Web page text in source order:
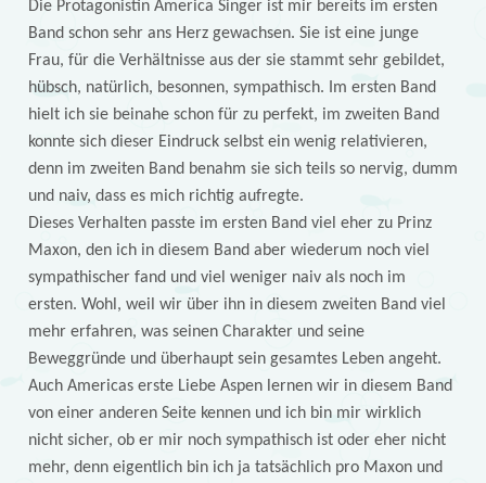
Die Protagonistin America Singer ist mir bereits im ersten
Band schon sehr ans Herz gewachsen. Sie ist eine junge
Frau, für die Verhältnisse aus der sie stammt sehr gebildet,
hübsch, natürlich, besonnen, sympathisch. Im ersten Band
hielt ich sie beinahe schon für zu perfekt, im zweiten Band
konnte sich dieser Eindruck selbst ein wenig relativieren,
denn im zweiten Band benahm sie sich teils so nervig, dumm
und naiv, dass es mich richtig aufregte.
Dieses Verhalten passte im ersten Band viel eher zu Prinz
Maxon, den ich in diesem Band aber wiederum noch viel
sympathischer fand und viel weniger naiv als noch im
ersten. Wohl, weil wir über ihn in diesem zweiten Band viel
mehr erfahren, was seinen Charakter und seine
Beweggründe und überhaupt sein gesamtes Leben angeht.
Auch Americas erste Liebe Aspen lernen wir in diesem Band
von einer anderen Seite kennen und ich bin mir wirklich
nicht sicher, ob er mir noch sympathisch ist oder eher nicht
mehr, denn eigentlich bin ich ja tatsächlich pro Maxon und